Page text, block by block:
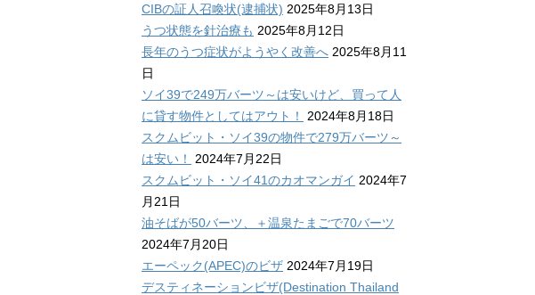
CIBの証人召喚状(逮捕状) 2025年8月13日
うつ状態を針治療も 2025年8月12日
長年のうつ症状がようやく改善へ 2025年8月11
日
ソイ39で249万バーツ～は安いけど、買って人
に貸す物件としてはアウト！
2024年8月18日
スクムビット・ソイ39の物件で279万バーツ～
は安い！
2024年7月22日
スクムビット・ソイ41のカオマンガイ 2024年7
月21日
油そばが50バーツ、＋温泉たまごで70バーツ
2024年7月20日
エーペック(APEC)のビザ 2024年7月19日
デスティネーションビザ(Destination Thailand